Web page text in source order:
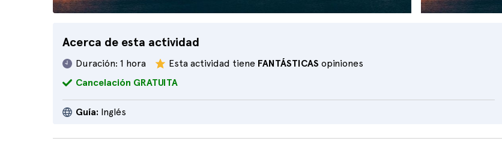
Acerca de esta actividad
Duración: 1 hora Esta actividad tiene FANTÁSTICAS opiniones
Cancelación GRATUITA
Guía: Inglés